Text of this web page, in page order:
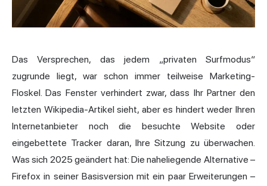
Das Versprechen, das jedem „privaten Surfmodus“
zugrunde liegt, war schon immer teilweise Marketing-
Floskel. Das Fenster verhindert zwar, dass Ihr Partner den
letzten Wikipedia-Artikel sieht, aber es hindert weder Ihren
Internetanbieter noch die besuchte Website oder
eingebettete Tracker daran, Ihre Sitzung zu überwachen.
Was sich 2025 geändert hat: Die naheliegende Alternative –
Firefox in seiner Basisversion mit ein paar Erweiterungen –